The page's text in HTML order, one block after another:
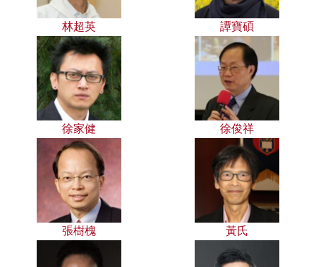
林超英 譚寶碩
徐家健 徐俊祥
張樹槐 黃氏